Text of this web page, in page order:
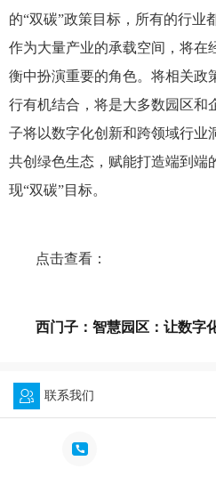
的“双碳”政策目标，所有的行业
作为大量产业的承载空间，将在
衡中扮演重要的角色。将相关政
行有机结合，将是大多数园区和
子将以数字化创新和跨领域行业
共创绿色生态，赋能打造端到端
现“双碳”目标。
点击查看：
西门子：智慧园区：让数字
联系我们